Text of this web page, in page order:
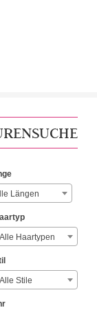
Längen
Alle Haartypen
Alle Stile